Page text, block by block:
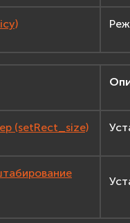
(setRect_size)